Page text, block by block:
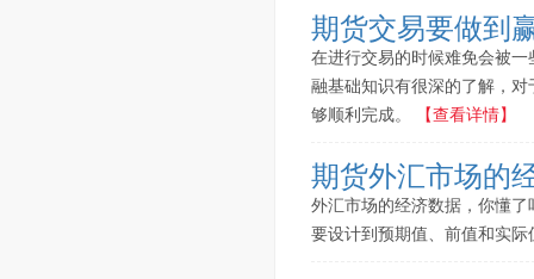
期货交易要做到
在进行交易的时候难免会被
融基础知识有很深的了解，
够顺利完成。
【查看详情】
期货外汇市场的
外汇市场的经济数据，你懂
要设计到预期值、前值和实